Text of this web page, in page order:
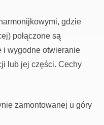
gdzie
połączone są
i wygodne otwieranie
lub jej części. Cechy
zamontowanej u góry